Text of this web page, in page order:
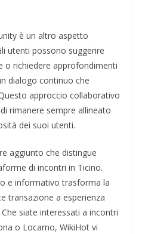
è un altro aspetto
utenti possono suggerire
o richiedere approfondimenti
dialogo continuo che
approccio collaborativo
rimanere sempre allineato
dei suoi utenti.
aggiunto che distingue
di incontri in Ticino.
e informativo trasforma la
transazione a esperienza
siate interessati a incontri
o Locarno, WikiHot vi